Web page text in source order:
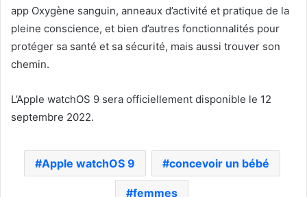
app Oxygène sanguin, anneaux d’activité et pratique de la
pleine conscience, et bien d’autres fonctionnalités pour
protéger sa santé et sa sécurité, mais aussi trouver son
chemin.
L’Apple watchOS 9 sera officiellement disponible le 12
septembre 2022.
Apple watchOS 9 concevoir un bébé
femmes